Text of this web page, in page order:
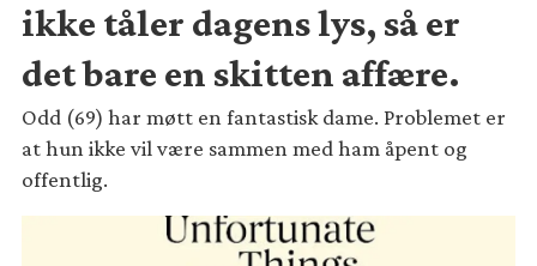
ikke tåler dagens lys, så er
det bare en skitten affære.
Odd (69) har møtt en fantastisk dame. Problemet er
at hun ikke vil være sammen med ham åpent og
offentlig.